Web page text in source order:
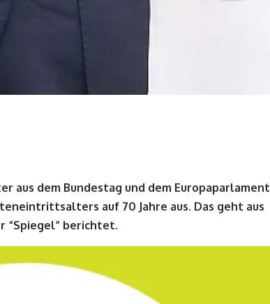
aus dem Bundestag und dem Europaparlament
auf 70 Jahre aus. Das geht aus
“Spiegel” berichtet.